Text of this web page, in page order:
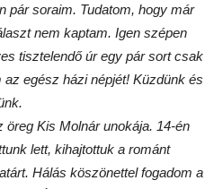
pár soraim. Tudatom, hogy már
nem kaptam. Igen szépen
tisztelendő úr egy pár sort csak
egész házi népjét! Küzdünk és
Kis Molnár unokája. 14-én
lett, kihajtottuk a románt
Hálás köszönettel fogadom a